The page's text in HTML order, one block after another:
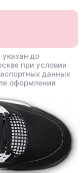
указан до
при условии
данных
оформления